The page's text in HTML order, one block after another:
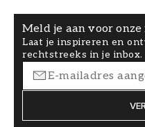
Meld je aan voor
Laat je inspireren en
rechtstreeks in je inbox.